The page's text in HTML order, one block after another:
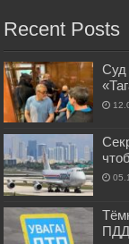
Recent Posts
Суд
ПДД